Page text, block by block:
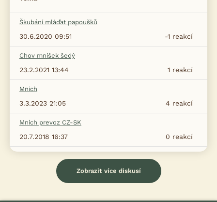
Škubání mláďat papoušků
-1 reakcí
30.6.2020 09:51
Chov mnišek šedý
1 reakcí
23.2.2021 13:44
Mnich
4 reakcí
3.3.2023 21:05
Mnich prevoz CZ-SK
0 reakcí
20.7.2018 16:37
Zobrazit více diskusí